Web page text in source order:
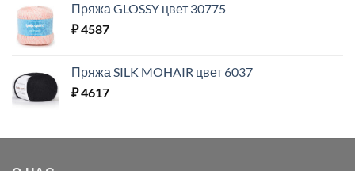
Пряжа GLOSSY цвет 30775
₽4587
Пряжа SILK MOHAIR цвет 6037
₽4617